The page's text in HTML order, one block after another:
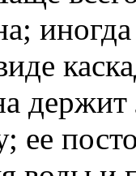
иногда
ее